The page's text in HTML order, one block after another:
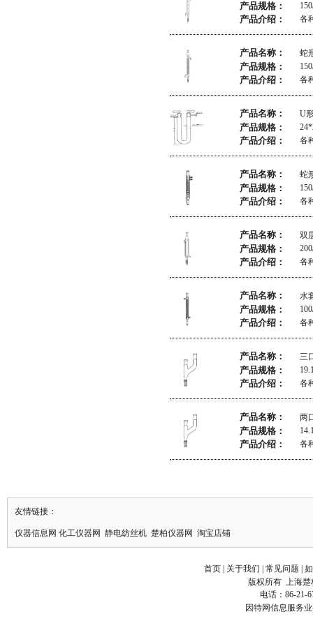
产品规格：
产品介绍： 各
产品名称： 蛇
产品规格：
产品介绍： 各
产品名称： U
产品规格：
产品介绍： 各
产品名称： 蛇
产品规格：
产品介绍： 各
产品名称： 双
产品规格：
产品介绍： 各
产品名称： 水
产品规格：
产品介绍： 各
产品名称： 三
产品规格：
产品介绍： 各
产品名称： 两
产品规格：
产品介绍： 各
友情链接：
仪器信息网 化工仪器网 静电纺丝机 楚柏仪器网 淘宝店铺
首页 关于我们 常见问题
版权所有 上海
电话：86-21-
因特网信息服务